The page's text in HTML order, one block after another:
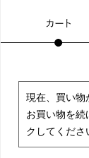
現在、買い物
お買い物を続
クしてくださ